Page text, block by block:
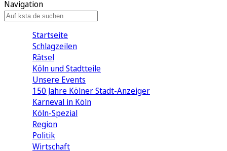
Navigation
Startseite
Schlagzeilen
Rätsel
Köln und Stadtteile
Unsere Events
150 Jahre Kölner Stadt-Anzeiger
Karneval in Köln
Köln-Spezial
Region
Politik
Wirtschaft